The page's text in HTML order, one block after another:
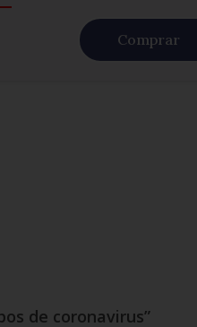
Comprar
de coronavirus”